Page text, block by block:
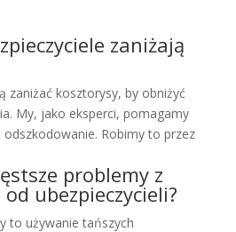
zaniżają
zaniżać kosztorysy, by obniżyć
My, jako eksperci, pomagamy
odszkodowanie. Robimy to przez
problemy z
ubezpieczycieli?
to używanie tańszych